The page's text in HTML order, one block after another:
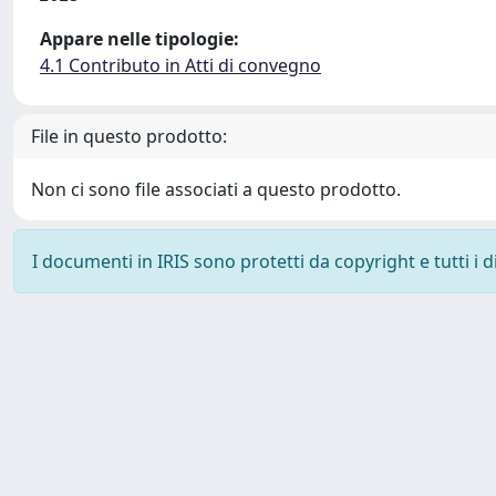
Appare nelle tipologie:
4.1 Contributo in Atti di convegno
File in questo prodotto:
Non ci sono file associati a questo prodotto.
I documenti in IRIS sono protetti da copyright e tutti i